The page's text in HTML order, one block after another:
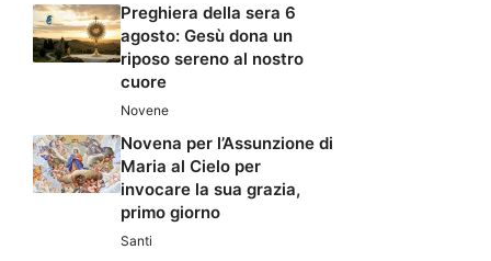
Preghiera della sera 6
agosto: Gesù dona un
riposo sereno al nostro
cuore
Novene
Novena per l’Assunzione di
Maria al Cielo per
invocare la sua grazia,
primo giorno
Santi